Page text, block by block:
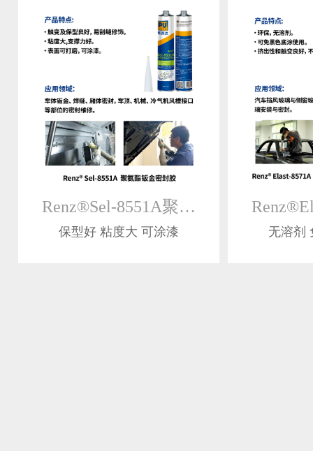
Renz®Sel-8551A聚氨酯钣金密封胶
保型好 粘度大 可涂漆 无溶剂